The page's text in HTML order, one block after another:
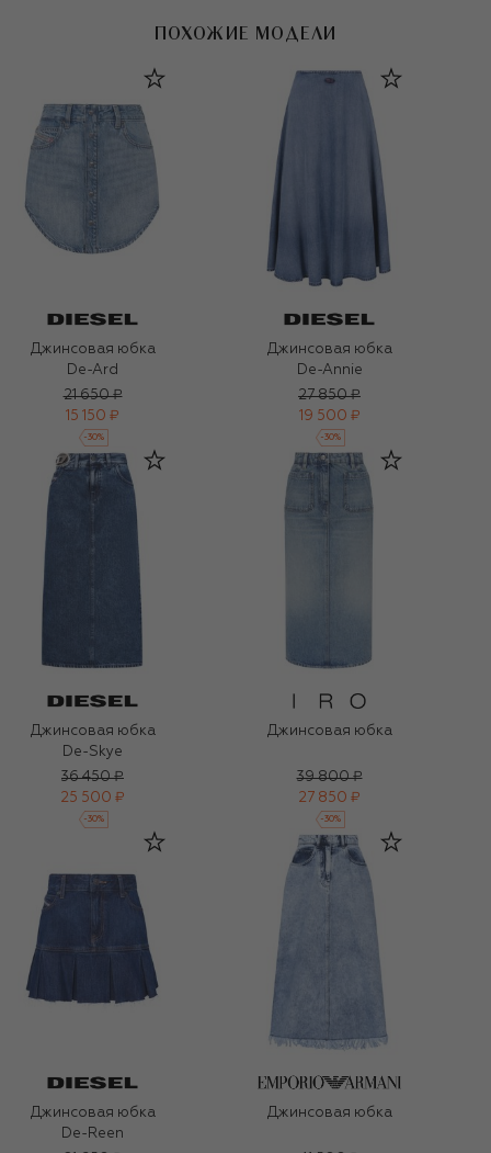
ПОХОЖИЕ МОДЕЛИ
Джинсовая юбка
De-Ard
21 650 ₽
15 150 ₽
-30%
Джинсовая юбка
De-Annie
27 850 ₽
19 500 ₽
-30%
Джинсовая юбка
De-Skye
36 450 ₽
25 500 ₽
-30%
Джинсовая юбка
39 800 ₽
27 850 ₽
-30%
Джинсовая юбка
De-Reen
Джинсовая юбка